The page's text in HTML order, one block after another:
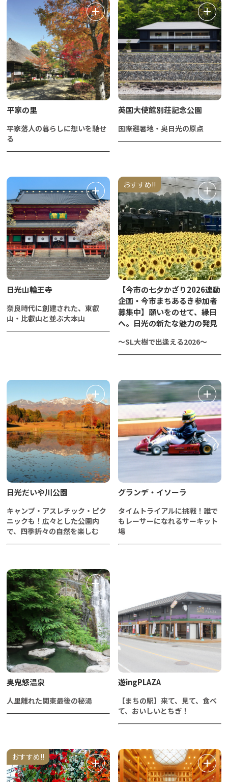
平家の里
平家落人の暮らしに想いを馳せ
る
英国大使館別荘記念公園
国際避暑地・奥日光の原点
日光山輪王寺
奈良時代に創建された、東叡
山・比叡山と並ぶ大本山
おすすめ!!
【今市の七夕かざり2026連動
企画・今市まちあるき参加者
募集中】願いをのせて、縁日
へ。日光の新たな魅力の発見
～SL大樹で出逢える2026～
日光だいや川公園
キャンプ・アスレチック・ピク
ニックも！広々とした公園内
で、四季折々の自然を楽しむ
グランデ・イソーラ
タイムトライアルに挑戦！誰で
もレーサーになれるサーキット
場
奥鬼怒温泉
人里離れた関東最後の秘湯
遊ingPLAZA
【まちの駅】来て、見て、食べ
て、おいしいとちぎ！
おすすめ!!